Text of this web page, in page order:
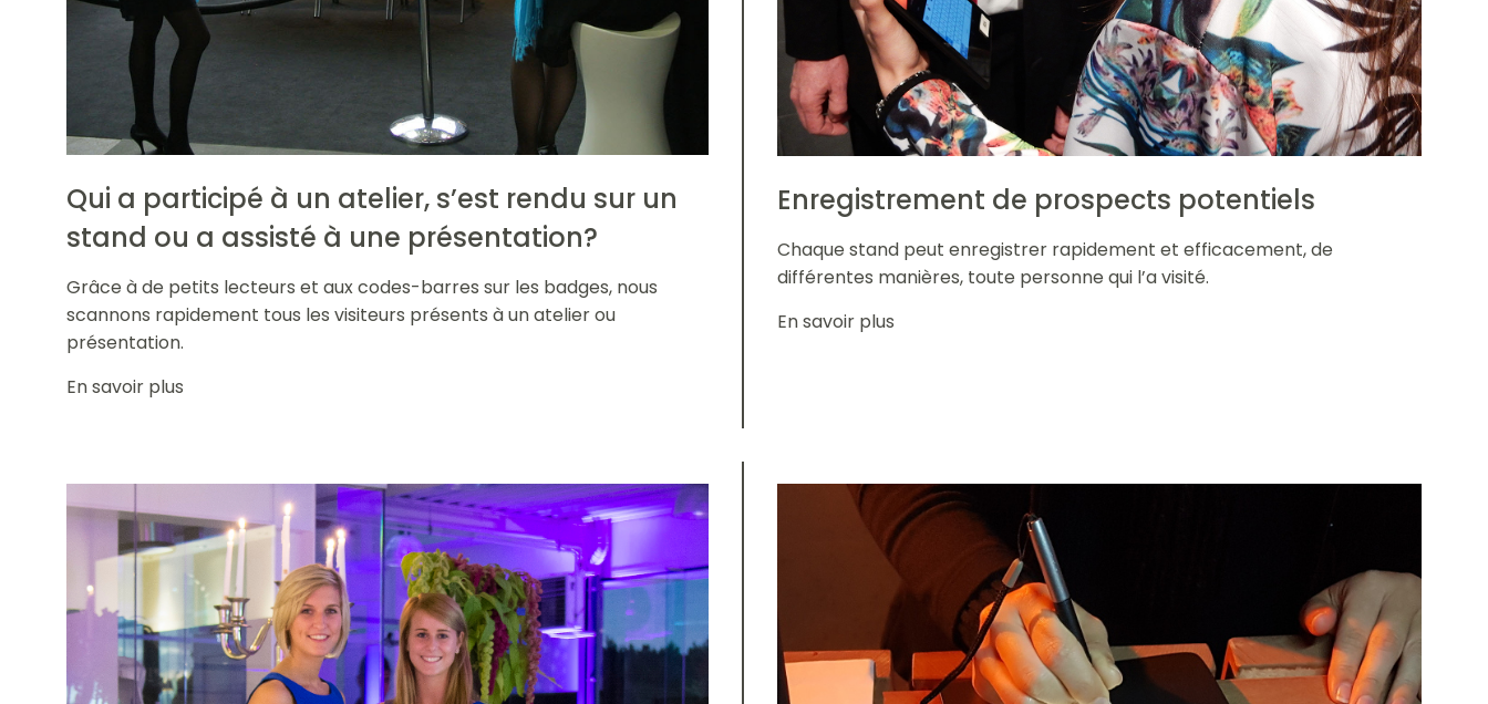
Qui a participé à un atelier, s’est rendu sur un
stand ou a assisté à une présentation?
Grâce à de petits lecteurs et aux codes-barres sur les badges, nous
scannons rapidement tous les visiteurs présents à un atelier ou
présentation.
En savoir plus
Enregistrement de prospects potentiels
Chaque stand peut enregistrer rapidement et efficacement, de
différentes manières, toute personne qui l’a visité.
En savoir plus